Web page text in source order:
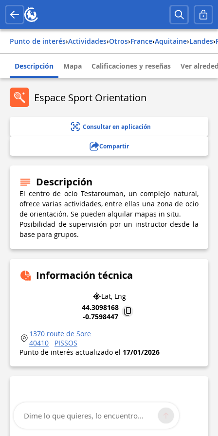
Punto de interés› Actividades› Otros› france› aquitaine› landes›
Descripción Mapa Calificaciones y reseñas Ver
Espace Sport Orientation
Consultar en aplicación
Compartir
Descripción
El centro de ocio Testarouman, un complejo natural,
ofrece varias actividades, entre ellas una zona de ocio
de orientación. Se pueden alquilar mapas in situ.
Posibilidad de supervisión por un instructor desde la
base para grupos.
Información técnica
Lat, Lng
44.3098168
-0.7598447
1370 route de Sore
40410
PISSOS
Punto de interés actualizado el 17/01/2026
Dime lo que quieres, lo encuentro...